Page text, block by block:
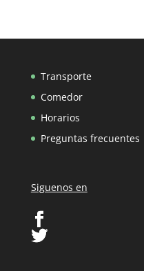
Transporte
Comedor
Horarios
Preguntas frecuentes
Siguenos en